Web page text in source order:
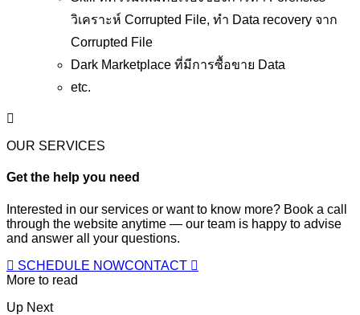
วิเคราะห์ Corrupted File, ทำ Data recovery จาก
Corrupted File
Dark Marketplace ที่มีการซื้อขาย Data
etc.
OUR SERVICES
Get the help you need
Interested in our services or want to know more? Book a call
through the website anytime — our team is happy to advise
and answer all your questions.
SCHEDULE NOWCONTACT
More to read
Up Next